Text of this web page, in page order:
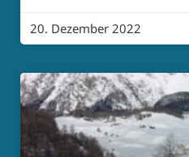
20. Dezember 2022